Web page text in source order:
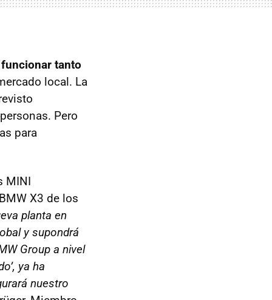
tanto
local. La
Pero
para
MINI
X3 de los
planta en
y supondrá
Group a nivel
ya ha
nuestro